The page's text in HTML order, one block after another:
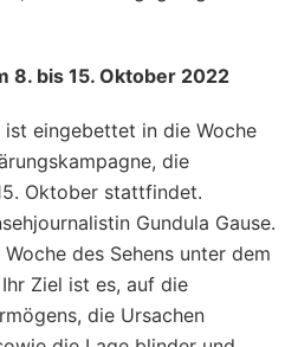
8. bis 15. Oktober 2022
ist eingebettet in die Woche
die
Oktober stattfindet.
Gundula Gause.
des Sehens unter dem
Ziel ist es, auf die
die Ursachen